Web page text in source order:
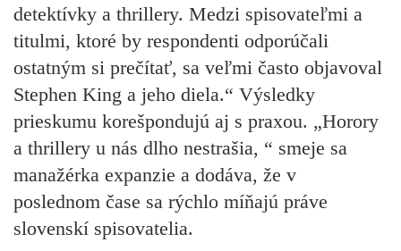
detektívky a thrillery. Medzi spisovateľmi a
titulmi, ktoré by respondenti odporúčali
ostatným si prečítať, sa veľmi často objavoval
Stephen King a jeho diela.“ Výsledky
prieskumu korešpondujú aj s praxou. „Horory
a thrillery u nás dlho nestrašia, “ smeje sa
manažérka expanzie a dodáva, že v
poslednom čase sa rýchlo míňajú práve
slovenskí spisovatelia.